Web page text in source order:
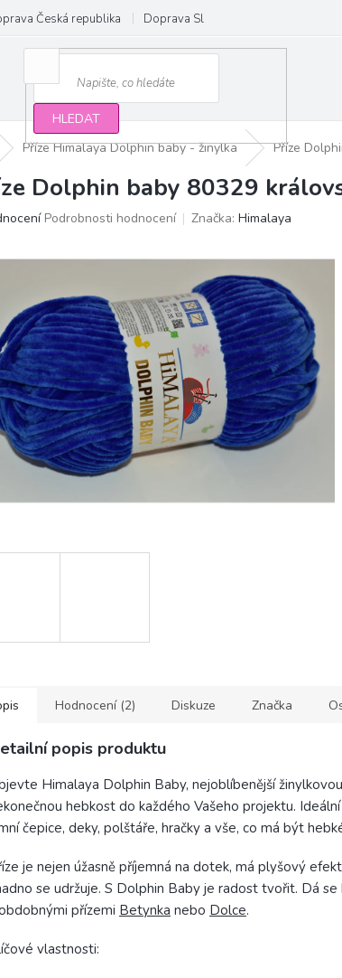
Česká republika Doprava Slovensko a EU
HLEDAT
Příze Himalaya Dolphin baby - žinylka Příze
Dolphin baby 80329
Podrobnosti hodnocení Značka: Himalaya
Hodnocení (2) Diskuze Značka
popis produktu
Himalaya Dolphin Baby, nejoblíbenější
hebkost do každého Vašeho projektu.
čepice, deky, polštáře, hračky a vše, co má být
je nejen úžasně příjemná na dotek, má plyšový
se udržuje. S Dolphin Baby je radost tvořit. Dá
přízemi Betynka nebo Dolce.
vlastnosti: